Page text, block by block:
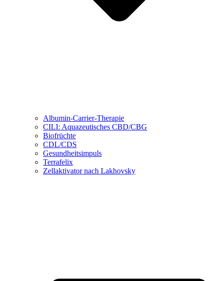
Albumin-Carrier-Therapie
CILI: Aquazeutisches CBD/CBG
Biofrüchte
CDL/CDS
Gesundheitsimpuls
Terrafelix
Zellaktivator nach Lakhovsky